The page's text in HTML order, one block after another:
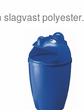
polyester.